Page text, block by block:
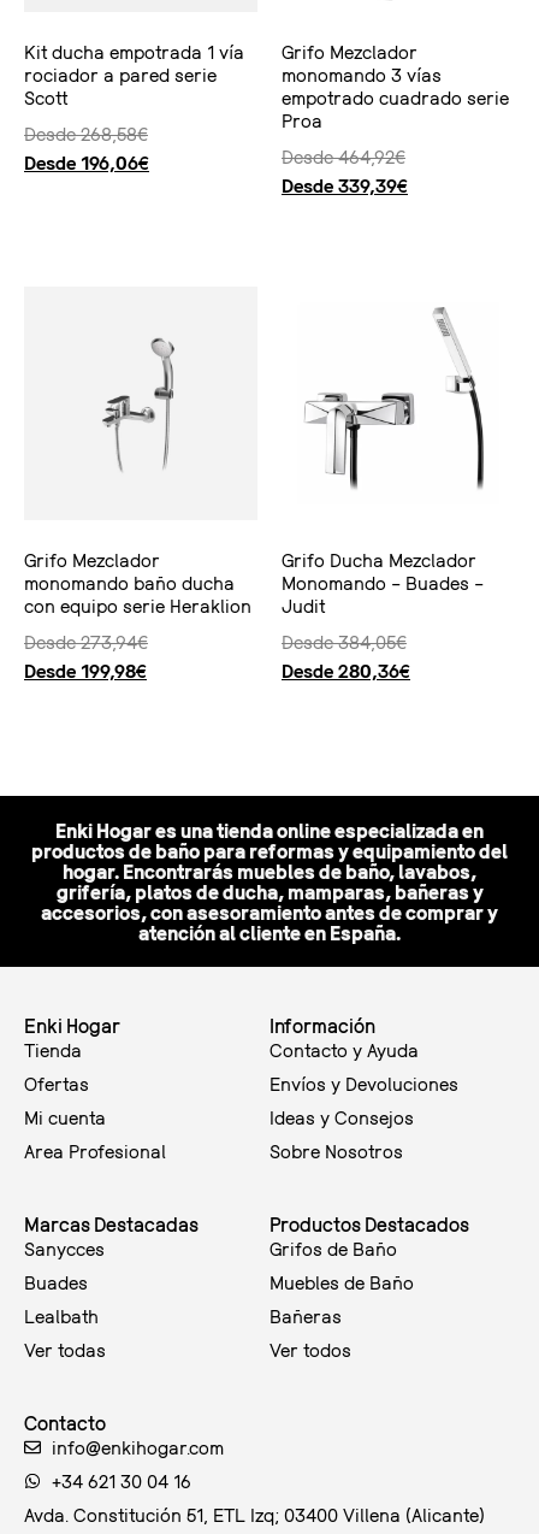
Kit ducha empotrada 1 vía
rociador a pared serie
Scott
Desde268,58€
Desde 196,06€
Grifo Mezclador
monomando 3 vías
empotrado cuadrado serie
Proa
Desde464,92€
Desde 339,39€
Grifo Mezclador
monomando baño ducha
con equipo serie Heraklion
Desde273,94€
Desde 199,98€
Grifo Ducha Mezclador
Monomando – Buades –
Judit
Desde384,05€
Desde 280,36€
Enki Hogar es una tienda online especializada en
productos de baño para reformas y equipamiento del
hogar. Encontrarás muebles de baño, lavabos,
grifería, platos de ducha, mamparas, bañeras y
accesorios, con asesoramiento antes de comprar y
atención al cliente en España.
Enki Hogar
Tienda
Ofertas
Mi cuenta
Area Profesional
Información
Contacto y Ayuda
Envíos y Devoluciones
Ideas y Consejos
Sobre Nosotros
Marcas Destacadas
Sanycces
Buades
Lealbath
Ver todas
Productos Destacados
Grifos de Baño
Muebles de Baño
Bañeras
Ver todos
Contacto
info@enkihogar.com
+34 621 30 04 16
Avda. Constitución 51, ETL Izq; 03400 Villena (Alicante)